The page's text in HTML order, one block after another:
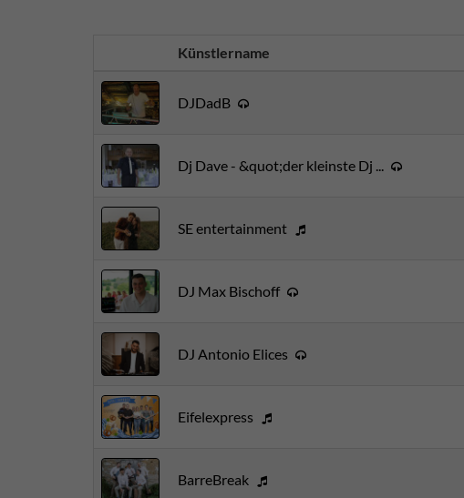
Künstlername
DJDadB
Dj Dave - &quot;der kleinste Dj ...
SE entertainment
DJ Max Bischoff
DJ Antonio Elices
Eifelexpress
BarreBreak